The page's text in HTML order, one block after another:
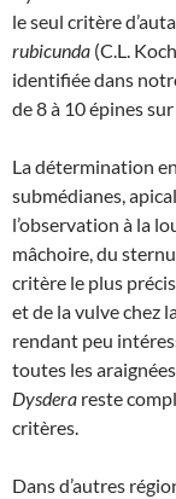
le seul critère
rubicunda (C.L.
identifiée dans
de 8 à 10 épines
La détermination
submédianes,
l’observation à la
mâchoire, du
critère le plus
et de la vulve chez
rendant peu
toutes les
Dysdera reste
critères.
Dans d’autres